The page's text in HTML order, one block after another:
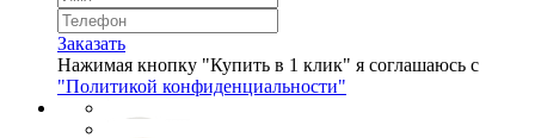
Заказать
Нажимая кнопку "Купить в 1 клик" я соглашаюсь с
"Политикой конфиденциальности"